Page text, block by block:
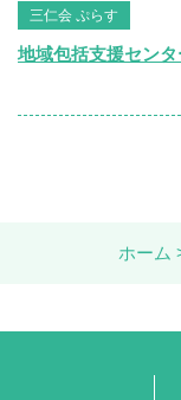
三仁会 ぷらす
地域包括支援セン
ホーム